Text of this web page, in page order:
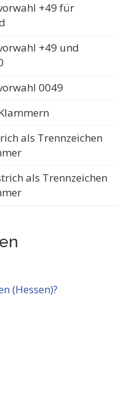
+49 für
+49 und
0049
als Trennzeichen
als Trennzeichen